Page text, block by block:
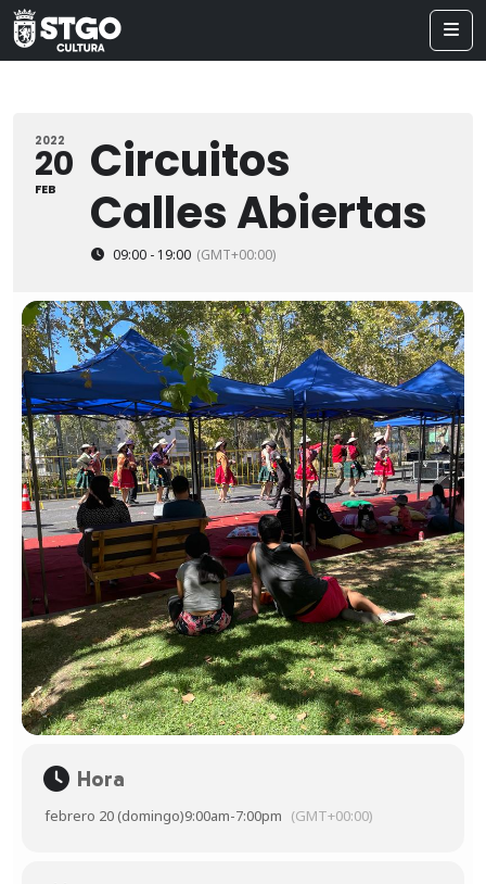
2022
20
FEB
Circuitos
Calles Abiertas
09:00 - 19:00 (GMT+00:00)
Hora
febrero 20 (domingo)9:00am-7:00pm (GMT+00:00)